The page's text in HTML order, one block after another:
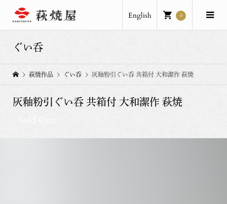
English 0
ぐい呑
萩焼作品 ぐい呑 灰釉粉引ぐい呑 共箱付 大和潔作 萩焼
灰釉粉引ぐい呑 共箱付 大和潔作 萩焼